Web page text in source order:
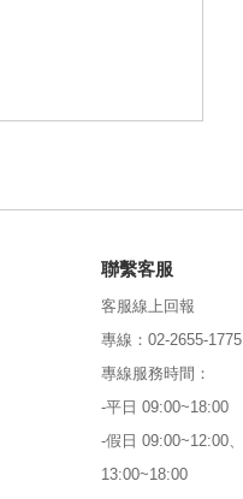
聯繫客服
客服線上回報
專線：02-2655-1775
專線服務時間：
-平日 09:00~18:00
-假日 09:00~12:00、
13:00~18:00